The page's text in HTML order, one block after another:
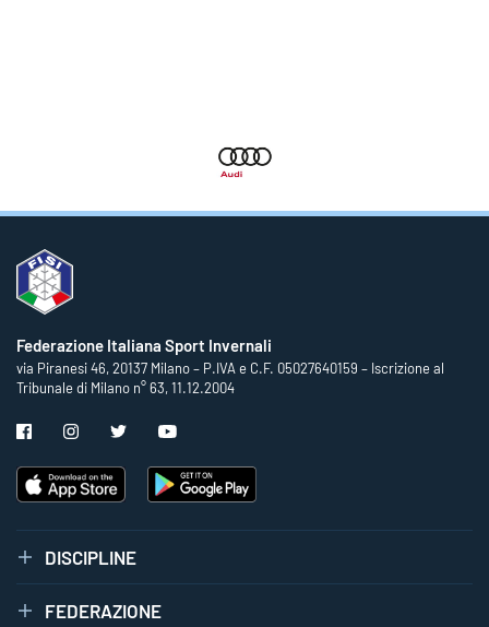
Federazione Italiana Sport Invernali
via Piranesi 46, 20137 Milano – P.IVA e C.F. 05027640159 – Iscrizione al
Tribunale di Milano n° 63, 11.12.2004
DISCIPLINE
FEDERAZIONE